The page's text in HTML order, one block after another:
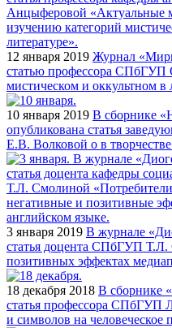
12 января 2019 Журнал
статью профессора
мистическом и оккультном в
10 января 2019 В сборнике
опубликована статья
Е.В. Волковой о в
3 января 2019 В журнале
статья доцента СПбГУП
позитивных эффектах
18 декабря 2018 В сборнике
статья профессора СПбГУП
и символов на человеческое